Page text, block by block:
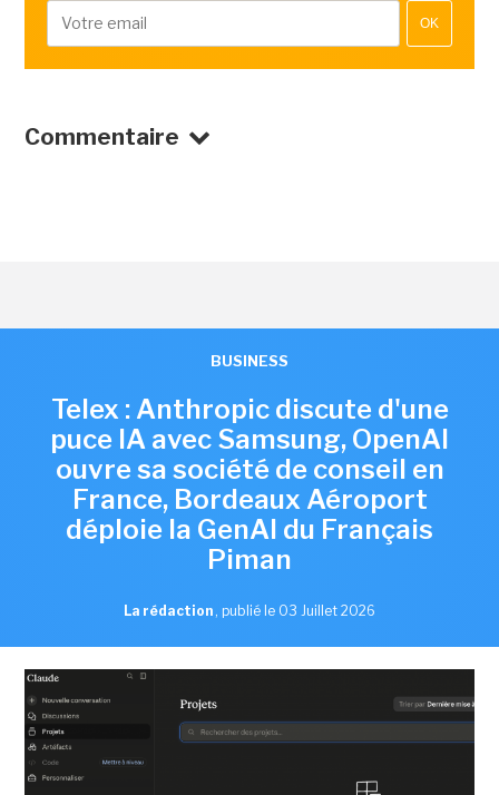
OK
Commentaire
BUSINESS
Telex : Anthropic discute d'une
puce IA avec Samsung, OpenAI
ouvre sa société de conseil en
France, Bordeaux Aéroport
déploie la GenAI du Français
Piman
La rédaction , publié le 03 Juillet 2026